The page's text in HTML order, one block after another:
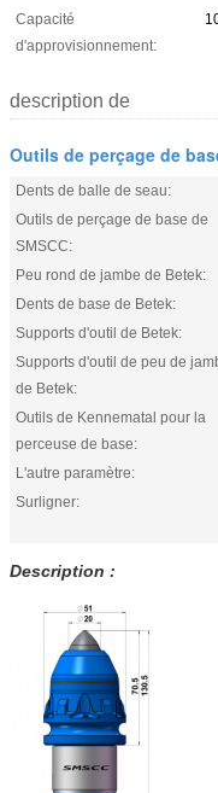
Capacité
d'approvisionnement:
description de
Outils de perçage de
Dents de balle de seau:
Outils de perçage de base de
SMSCC:
Peu rond de jambe de Betek:
Dents de base de Betek:
Supports d'outil de Betek:
Supports d'outil de peu de
de Betek:
Outils de Kennematal pour la
perceuse de base:
L'autre paramètre:
Surligner:
Description :